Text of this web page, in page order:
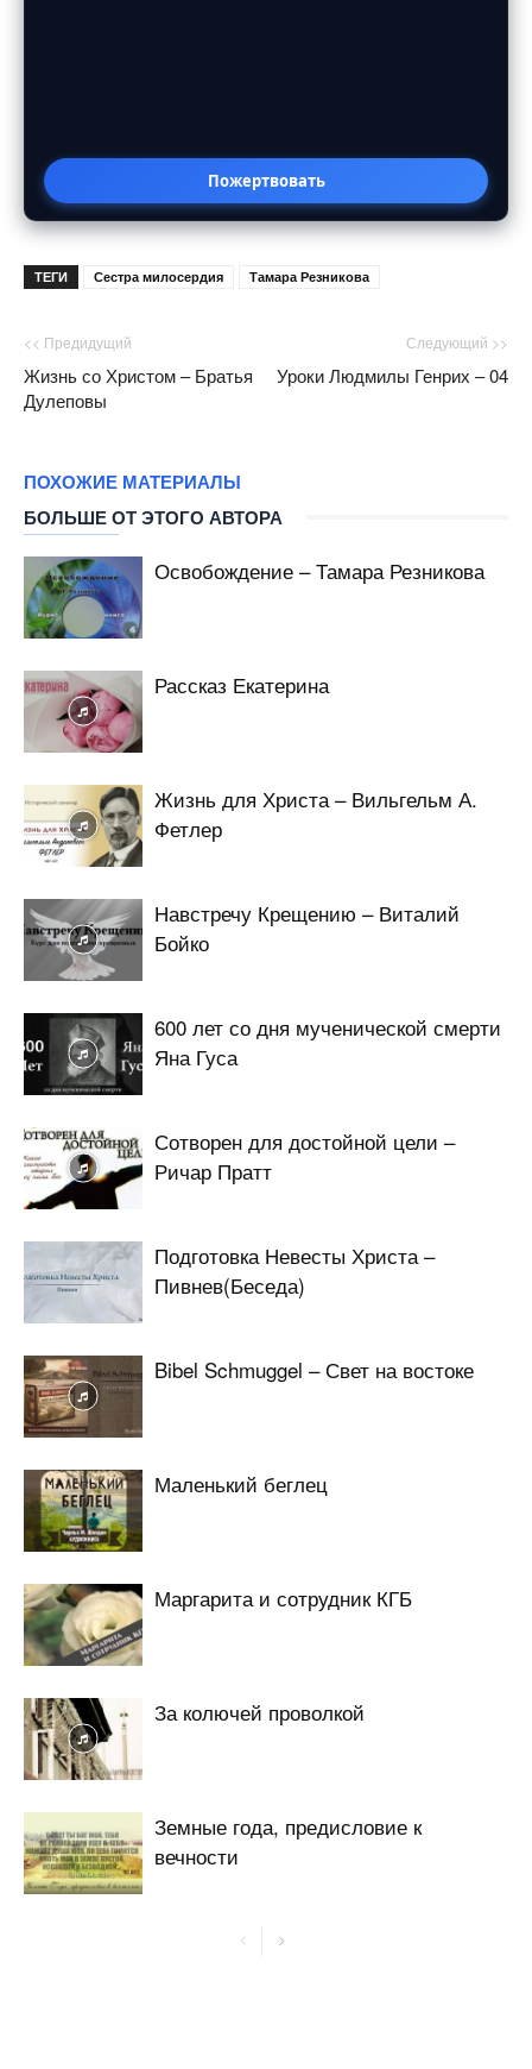
Пожертвовать
ТЕГИ Сестра милосердия Тамара Резникова
<< Предидущий
Жизнь со Христом – Братья
Дулеповы
Следующий >>
Уроки Людмилы Генрих – 04
ПОХОЖИЕ МАТЕРИАЛЫ
БОЛЬШЕ ОТ ЭТОГО АВТОРА
Освобождение – Тамара Резникова
Рассказ Екатерина
Жизнь для Христа – Вильгельм А.
Фетлер
Навстречу Крещению – Виталий
Бойко
600 лет со дня мученической смерти
Яна Гуса
Сотворен для достойной цели –
Ричар Пратт
Подготовка Невесты Христа –
Пивнев(Беседа)
Bibel Schmuggel – Свет на востоке
Маленький беглец
Маргарита и сотрудник КГБ
За колючей проволкой
Земные года, предисловие к
вечности